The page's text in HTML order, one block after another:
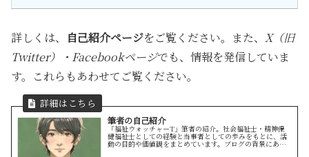
詳しくは、 自己紹介ページをご覧ください。また、 X（旧
Twitter）・Facebookページでも、情報を発信していま
す。これらもあわせてご覧ください。
筆者の自己紹介
「福祉ウォッチャーT」筆者の紹介。社会福祉士・精神保
健福祉士としての経験と当事者としての歩みをもとに、活
動の目的や価値観をまとめています。ブログの背景にある